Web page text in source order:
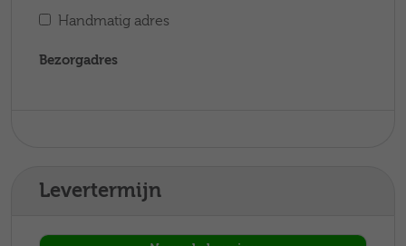
Handmatig adres
Bezorgadres
Levertermijn